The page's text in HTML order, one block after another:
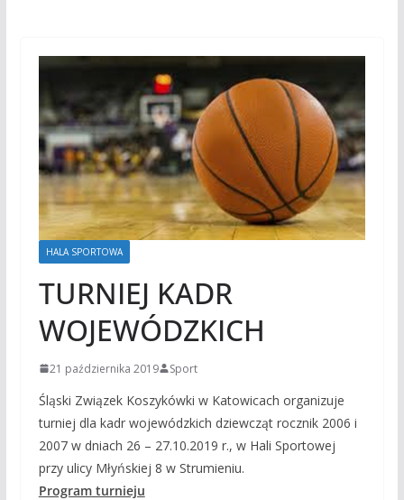
HALA SPORTOWA
TURNIEJ KADR
WOJEWÓDZKICH
21 października 2019 Sport
Śląski Związek Koszykówki w Katowicach organizuje
turniej dla kadr wojewódzkich dziewcząt rocznik 2006 i
2007 w dniach 26 – 27.10.2019 r., w Hali Sportowej
przy ulicy Młyńskiej 8 w Strumieniu.
Program turnieju